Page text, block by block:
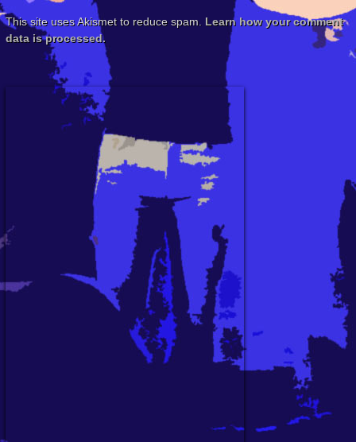
This site uses Akismet to reduce spam. Learn how your comment
data is processed.